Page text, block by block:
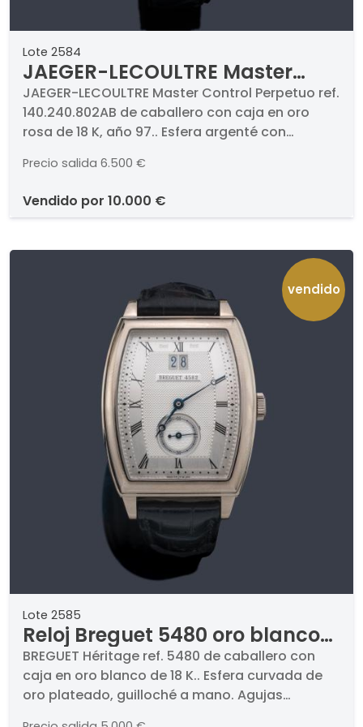
Lote 2584
JAEGER-LECOULTRE Master
Control Perpetuo ref.
140.240.802AB de caballero con
caja en oro rosa de 18 K, año 97.
JAEGER-LECOULTRE Master Control Perpetuo ref.
140.240.802AB de caballero con caja en oro
rosa de 18 K, año 97.. Esfera argenté con
dauphine, el calendario perpetuo muestra la
fecha, el día, el mes, la fase lunar y el año en
curso, teniendo en cuenta automáticamente la
rosa de 18 K. Pulsera en piel con cierre
desplegable. Movimiento automático. Estado
de marcha. Con estuche y documentación.
Precio salida 6.500 €
vendido por 10.000 €
vendido
Lote 2585
Reloj Breguet 5480 oro blanco
con estuche y documentación.
BREGUET Héritage ref. 5480 de caballero con
caja en oro blanco de 18 K.. Esfera curvada de
oro plateado, guilloché a mano. Agujas